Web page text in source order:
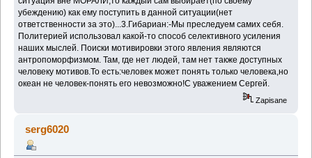
убеждению) как ему поступить в данной ситуации(нет
ответственности за это)...3.Гибариан:-Мы преследуем самих себя.
Политерией использовал какой-то способ селективного усиления
наших мыслей. Поиски мотивировки этого явления являются
антропоморфизмом. Там, где нет людей, там нет также доступных
человеку мотивов.То есть:человек может понять только человека,но
океан не человек-понять его невозможно!С уважением Сергей.
Zapisane
serg6020